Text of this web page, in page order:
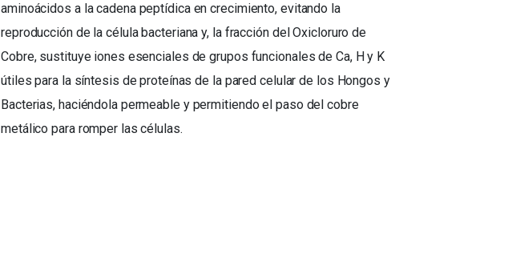
aminoácidos a la cadena peptídica en crecimiento, evitando la
reproducción de la célula bacteriana y, la fracción del Oxicloruro de
Cobre, sustituye iones esenciales de grupos funcionales de Ca, H y K
útiles para la síntesis de proteínas de la pared celular de los Hongos y
Bacterias, haciéndola permeable y permitiendo el paso del cobre
metálico para romper las células.